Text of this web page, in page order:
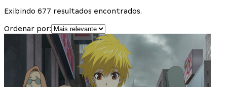
Exibindo 677 resultados encontrados.
Ordenar por: